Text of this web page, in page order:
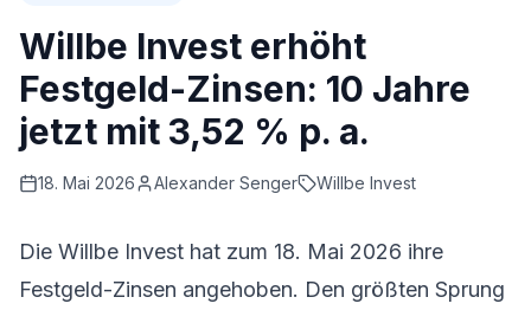
Willbe Invest erhöht
Festgeld-Zinsen: 10 Jahre
jetzt mit 3,52 % p. a.
18. Mai 2026 Alexander Senger Willbe Invest
Die Willbe Invest hat zum 18. Mai 2026 ihre
Festgeld-Zinsen angehoben. Den größten Sprung